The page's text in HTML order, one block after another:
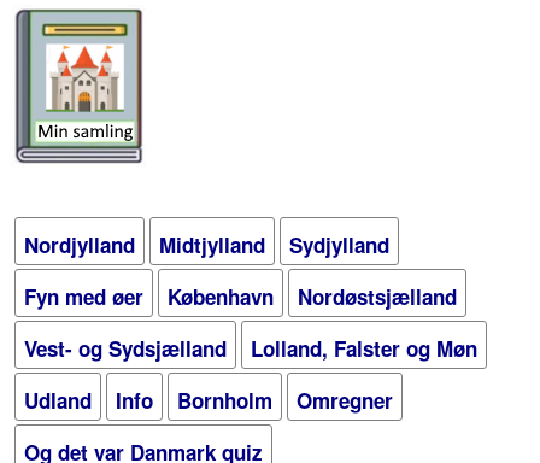
Nordjylland Midtjylland
Sydjylland
Fyn med øer
København
Nordøstsjælland
Vest- og Sydsjælland
Lolland, Falster og Møn
Udland
Info Bornholm
Omregner
Og det var Danmark quiz